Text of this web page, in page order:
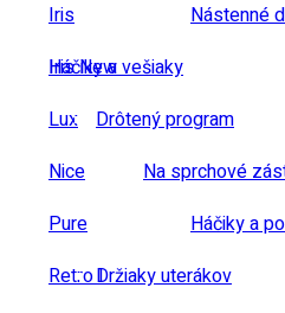
Iris
Iris New
Lux
Nice
Pure
Retro I
Nástenné
Háčiky a vešiaky
Drôtený program
Na sprchové
Háčiky a
Držiaky uterákov